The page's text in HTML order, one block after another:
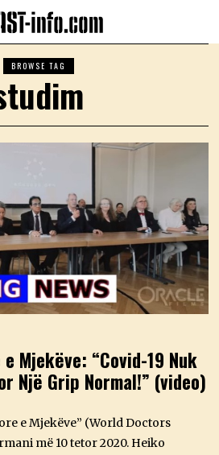
BROWSE TAG
Mjekëve: “Covid-19 Nuk
Një Grip Normal!” (video)
e Mjekëve” (World Doctors
më 10 tetor 2020. Heiko